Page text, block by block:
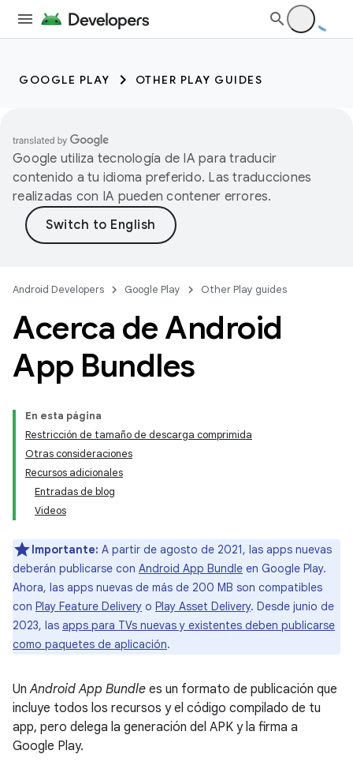
GOOGLE PLAY OTHER PLAY GUIDES
Google utiliza tecnología de IA para traducir
contenido a tu idioma preferido. Las traducciones
realizadas con IA pueden contener errores.
Android Developers Google Play Other Play guides
Acerca de Android
App Bundles
En esta página
Restricción de tamaño de descarga comprimida
Otras consideraciones
Recursos adicionales
Entradas de blog
Videos
Importante: A partir de agosto de 2021, las apps nuevas
deberán publicarse con Android App Bundle en Google Play.
Ahora, las apps nuevas de más de 200 MB son compatibles
con Play Feature Delivery o Play Asset Delivery. Desde junio de
2023, las apps para TVs nuevas y existentes deben publicarse
como paquetes de aplicación.
UnAndroid App Bundle es un formato de publicación que
incluye todos los recursos y el código compilado de tu
app, pero delega la generación del APK y la firma a
Google Play.